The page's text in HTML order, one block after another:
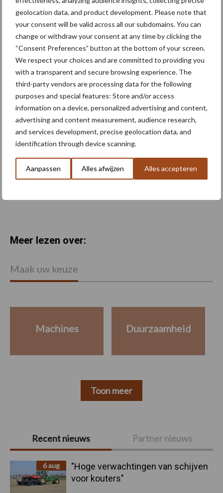
geolocation data, and product development. Please note that
your consent will be valid across all our subdomains. You can
change or withdraw your consent at any time by clicking the
“Consent Preferences” button at the bottom of your screen.
We respect your choices and are committed to providing you
with a transparent and secure browsing experience. The
third-party vendors are processing data for the following
purposes and special features: Store and/or access
information on a device, personalized advertising and content,
advertising and content measurement, audience research,
and services development, precise geolocation data, and
identification through device scanning.
Aanpassen Alles afwijzen Alles accepteren
Primaire
Sidebar
Recent nieuws Partner nieuws
6 aug
"Hoge verwachtingen van schijven
voor kouters"
Meer artikelen over schoffelmachine
Mechanische
onkruidbestrijding wint
“Niets werkt effectiever op
onkruiden”
Meer lezen over:
Maak uw keuze
Machines Duurzaamheid
Toon meer